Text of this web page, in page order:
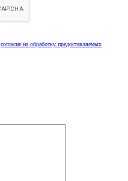
согласие на обработку предоставляемых